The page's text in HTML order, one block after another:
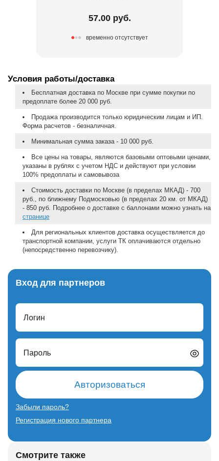
57.00 руб.
временно отсутствует
Условия работы/доставка
Бесплатная доставка по Москве при сумме покупки по
предоплате более 20 000 руб.
Продажа производится только юридическим лицам и ИП.
Форма расчетов - безналичная.
Минимальная сумма заказа - 10 000 руб.
Все цены на товары, являются базовыми оптовыми ценами,
указаны в рублях с учетом НДС и действуют при условии
100% предоплаты и самовывоза
Стоимость доставки по Москве (в пределах МКАД) - 700
руб., по ближнему Подмосковью (в пределах 20 км. от МКАД)
- 850 руб. Подробнее о доставке с баллонами можно узнать на
странице
Для региональных клиентов доставка осуществляется до
транспортной компании, услуги ТК оплачиваются отдельно
(непосредственно перевозчику).
Вход для партнеров
Логин
Пароль
Авторизоваться
Забыли пароль?
Регистрация нового партнера
Смотрите также